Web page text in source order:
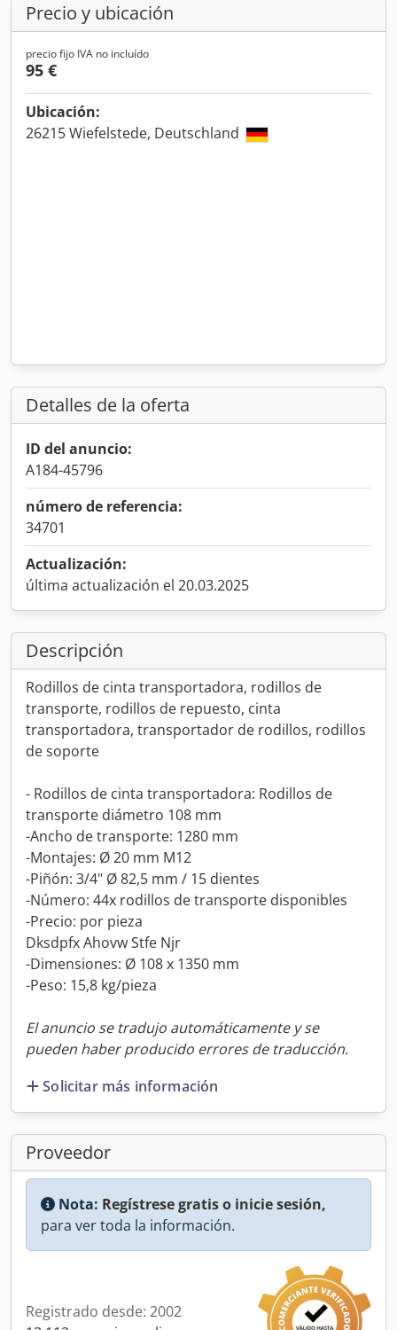
Precio y ubicación
precio fijo IVA no incluído
95 €
Ubicación:
26215 Wiefelstede, Deutschland
Detalles de la oferta
ID del anuncio:
A184-45796
número de referencia:
34701
Actualización:
última actualización el 20.03.2025
Descripción
Rodillos de cinta transportadora, rodillos de
transporte, rodillos de repuesto, cinta
transportadora, transportador de rodillos, rodillos
de soporte
- Rodillos de cinta transportadora: Rodillos de
transporte diámetro 108 mm
-Ancho de transporte: 1280 mm
-Montajes: Ø 20 mm M12
-Piñón: 3/4" Ø 82,5 mm / 15 dientes
-Número: 44x rodillos de transporte disponibles
-Precio: por pieza
Dksdpfx Ahovw Stfe Njr
-Dimensiones: Ø 108 x 1350 mm
-Peso: 15,8 kg/pieza
El anuncio se tradujo automáticamente y se
pueden haber producido errores de traducción.
Solicitar más información
Proveedor
Nota: Regístrese gratis o inicie sesión,
para ver toda la información.
Registrado desde: 2002